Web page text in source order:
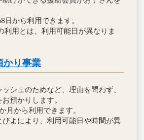
から利用できます。
用とは、利用可能日が異なりま
かり事業
シュのためなど、理由を問わず、
預かりします。
月から利用できます。
よにより、利用可能日や時間が異